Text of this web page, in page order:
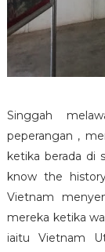
Singgah
peperangan ,
ketika berada di
know the
Vietnam
mereka ketika
iaitu Vietnam